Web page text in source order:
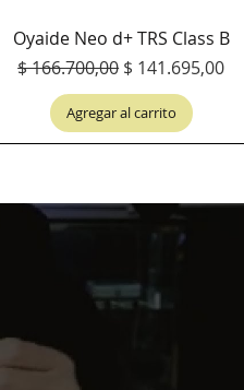
Oyaide Neo d+ TRS Class B
Precio
$ 166.700,00 Precio de oferta
$ 141.695,00
Agregar al carrito